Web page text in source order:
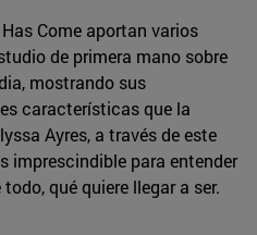
Come aportan varios
de primera mano sobre
mostrando sus
características que la
Ayres, a través de este
imprescindible para entender
qué quiere llegar a ser.